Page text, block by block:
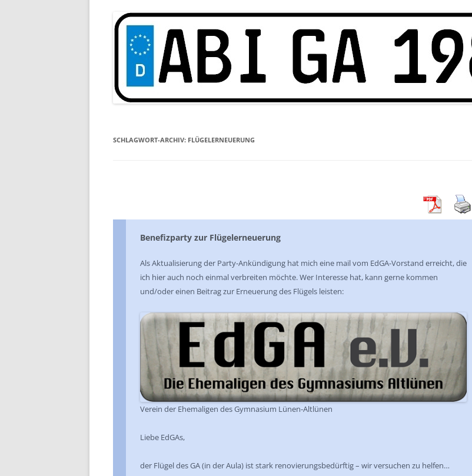
SCHLAGWORT-ARCHIV: FLÜGELERNEUERUNG
Benefizparty zur Flügelerneuerung
Als Aktualisierung der Party-Ankündigung hat mich eine mail vom EdGA-Vorstand erreicht, die
ich hier auch noch einmal verbreiten möchte. Wer Interesse hat, kann gerne kommen
und/oder einen Beitrag zur Erneuerung des Flügels leisten:
Verein der Ehemaligen des Gymnasium Lünen-Altlünen
Liebe EdGAs,
der Flügel des GA (in der Aula) ist stark renovierungsbedürftig – wir versuchen zu helfen…